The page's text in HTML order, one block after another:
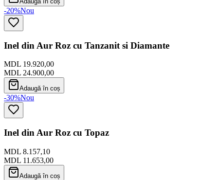
-20%Nou
Inel din Aur Roz cu Tanzanit si Diamante
MDL 19.920,00
MDL 24.900,00
Adaugă în coș
-30%Nou
Inel din Aur Roz cu Topaz
MDL 8.157,10
MDL 11.653,00
Adaugă în coș